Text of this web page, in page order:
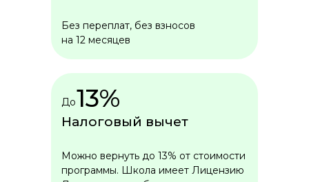
Без переплат, без взносов
на 12 месяцев
Налоговый вычет
13%
Можно вернуть до 13% от стоимости
программы. Школа имеет Лицензию
До